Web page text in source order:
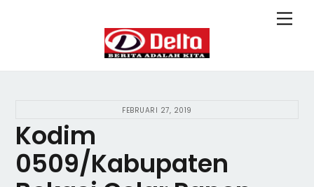
FEBRUARI 27, 2019
Kodim
0509/Kabupaten
To
Top